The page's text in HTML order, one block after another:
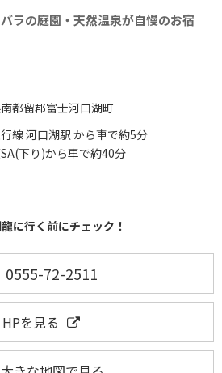
ラの庭園・天然温泉が自慢のお宿
都留郡富士河口湖町
線 河口湖駅 から車で約5分
下り)から車で約40分
に行く前にチェック！
0555-72-2511
HPを見る